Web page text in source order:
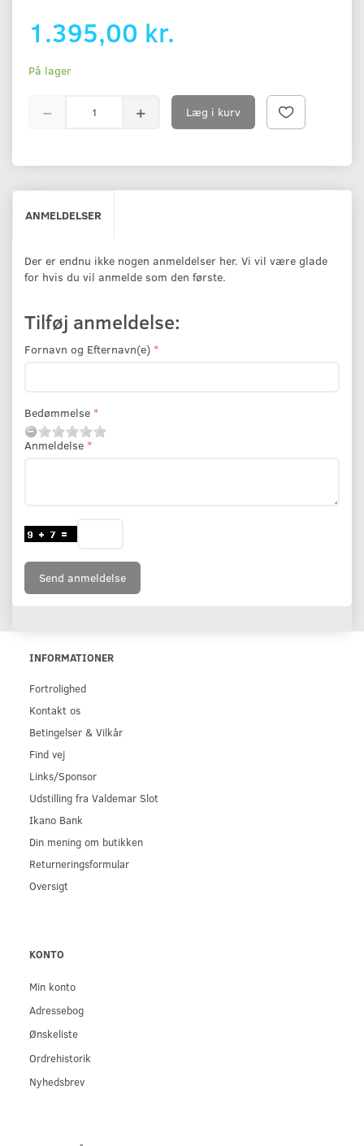
1.395,00 kr.
På lager
Læg i kurv
ANMELDELSER
Der er endnu ikke nogen anmeldelser her. Vi vil være glade
for hvis du vil anmelde som den første.
Tilføj anmeldelse:
Fornavn og Efternavn(e)
Bedømmelse
Anmeldelse
Send anmeldelse
INFORMATIONER
Fortrolighed
Kontakt os
Betingelser & Vilkår
Find vej
Links/Sponsor
Udstilling fra Valdemar Slot
Ikano Bank
Din mening om butikken
Returneringsformular
Oversigt
KONTO
Min konto
Adressebog
Ønskeliste
Ordrehistorik
Nyhedsbrev